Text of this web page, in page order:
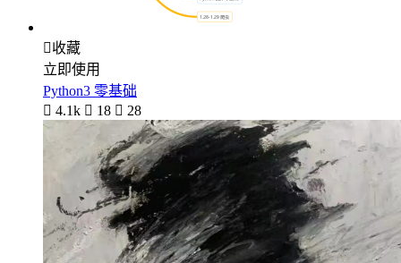
收藏
立即使用
Python3 零基础
 4.1k  18  28